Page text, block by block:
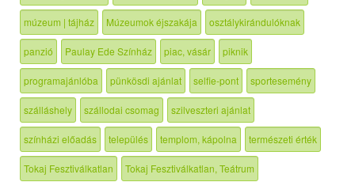
múzeum | tájház Múzeumok éjszakája osztálykirándulóknak
panzió Paulay Ede Színház piac, vásár piknik
programajánlóba pünkösdi ajánlat selfie-pont sportesemény
szálláshely szállodai csomag szilveszteri ajánlat
színházi előadás település templom, kápolna természeti érték
Tokaj Fesztiválkatlan Tokaj Fesztiválkatlan, Teátrum